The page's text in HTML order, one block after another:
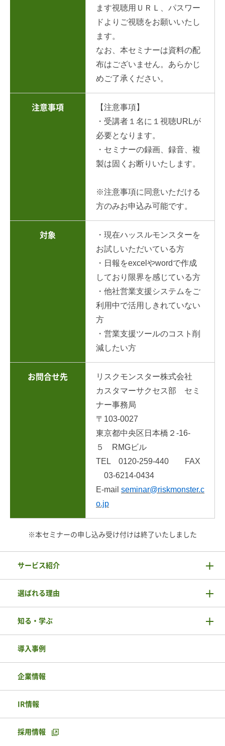
ます視聴用ＵＲＬ、パスワー
ドよりご視聴をお願いいたし
ます。
なお、本セミナーは資料の配
布はございません。あらかじ
めご了承ください。
注意事項
【注意事項】
・受講者１名に１視聴URLが
必要となります。
・セミナーの録画、録音、複
製は固くお断りいたします。
※注意事項に同意いただける
方のみお申込み可能です。
対象
・現在ハッスルモンスターを
お試しいただいている方
・日報をexcelやwordで作成
しており限界を感じている方
・他社営業支援システムをご
利用中で活用しきれていない
方
・営業支援ツールのコスト削
減したい方
お問合せ先
リスクモンスター株式会社
カスタマーサクセス部 セミ
ナー事務局
〒103-0027
東京都中央区日本橋２-16-
５ RMGビル
TEL 0120-259-440 FAX
03-6214-0434
E-mail seminar@riskmonster.c
o.jp
※本セミナーの申し込み受け付けは終了いたしました
サービス紹介
選ばれる理由
知る・学ぶ
導入事例
企業情報
IR情報
採用情報